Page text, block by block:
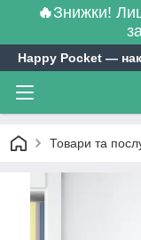
🔥Знижки!
Happy Pocket ―
Товари та